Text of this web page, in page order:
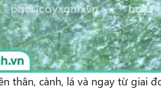
thân, cành, lá và ngay từ giai